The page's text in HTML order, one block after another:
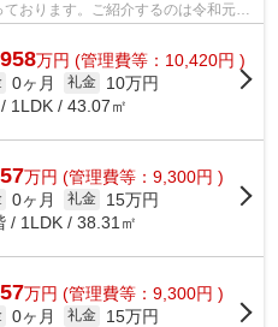
おります。ご紹介するのは令和元年
万円 (管理費等：10,420円 )
0ヶ月 礼金
10万円
1LDK / 43.07㎡
万円 (管理費等：9,300円 )
0ヶ月 礼金
15万円
/ 1LDK / 38.31㎡
万円 (管理費等：9,300円 )
0ヶ月 礼金
15万円